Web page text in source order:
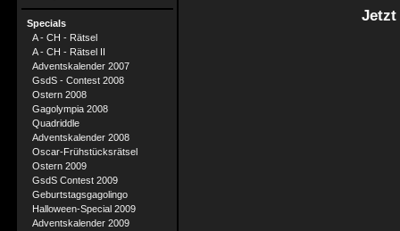
Specials
A - CH - Rätsel
A - CH - Rätsel II
Adventskalender 2007
GsdS - Contest 2008
Ostern 2008
Gagolympia 2008
Quadriddle
Adventskalender 2008
Oscar-Frühstücksrätsel
Ostern 2009
GsdS Contest 2009
Geburtstagsgagolingo
Halloween-Special 2009
Adventskalender 2009
Jetzt